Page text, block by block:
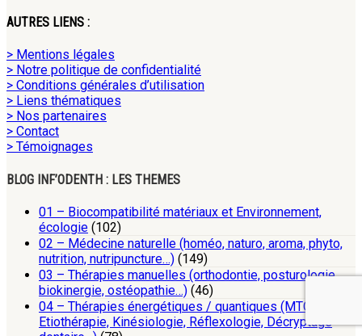
AUTRES LIENS :
> Mentions légales
> Notre politique de confidentialité
> Conditions générales d’utilisation
> Liens thématiques
> Nos partenaires
> Contact
> Témoignages
BLOG INF’ODENTH : LES THEMES
01 – Biocompatibilité matériaux et Environnement,
écologie (102)
02 – Médecine naturelle (homéo, naturo, aroma, phyto,
nutrition, nutripuncture…) (149)
03 – Thérapies manuelles (orthodontie, posturologie,
biokinergie, ostéopathie…) (46)
04 – Thérapies énergétiques / quantiques (MTC,
Etiothérapie, Kinésiologie, Réflexologie, Décryptage